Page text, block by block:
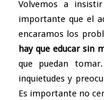
Volvemos a
importante que el
encaramos los
hay que educar sin
que puedan
inquietudes y
Es importante no